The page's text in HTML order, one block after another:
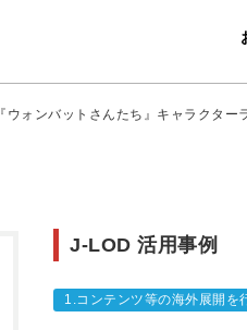
『ウォンバットさんたち』キャラクタ
J-LOD 活用事例
1.コンテンツ等の海外展開を